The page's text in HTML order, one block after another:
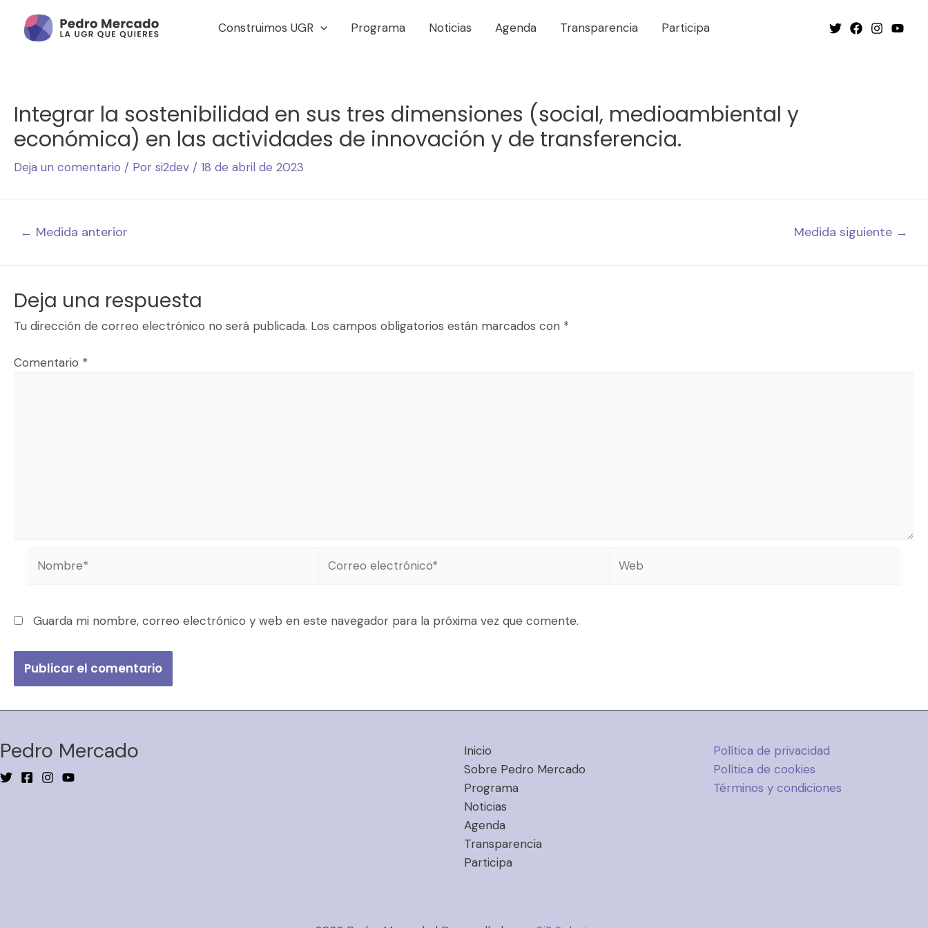
Construimos UGR Programa Noticias Agenda Transparencia Participa
Integrar la sostenibilidad en sus tres dimensiones (social, medioambiental y
económica) en las actividades de innovación y de transferencia.
Deja un comentario / Por si2dev / 18 de abril de 2023
← Medida anterior Medida siguiente →
Deja una respuesta
Tu dirección de correo electrónico no será publicada. Los campos obligatorios están marcados con *
Comentario *
Guarda mi nombre, correo electrónico y web en este navegador para la próxima vez que comente.
Pedro Mercado
Inicio
Sobre Pedro Mercado
Programa
Noticias
Agenda
Transparencia
Participa
Política de privacidad
Política de cookies
Términos y condiciones